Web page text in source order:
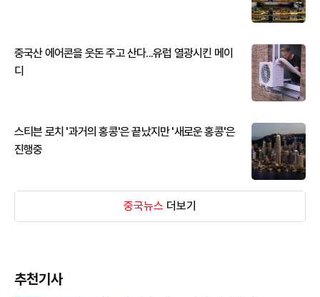
중국산 에어콘을 웃돈 주고 산다...유럽 열광시킨 메이
디
스티븐 로치 '과거의 홍콩'은 끝났지만 '새로운 홍콩'은
진행중
중국뉴스 더보기
추천기사